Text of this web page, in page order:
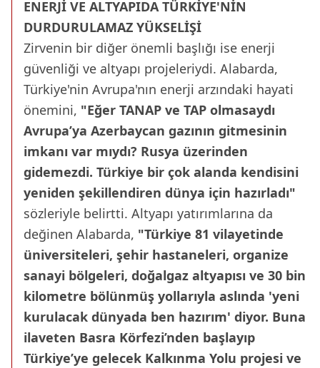
ENERJİ VE ALTYAPIDA TÜRKİYE'NİN
DURDURULAMAZ YÜKSELİŞİ
Zirvenin bir diğer önemli başlığı ise enerji
güvenliği ve altyapı projeleriydi. Alabarda,
Türkiye'nin Avrupa'nın enerji arzındaki hayati
önemini, "Eğer TANAP ve TAP olmasaydı
Avrupa’ya Azerbaycan gazının gitmesinin
imkanı var mıydı? Rusya üzerinden
gidemezdi. Türkiye bir çok alanda kendisini
yeniden şekillendiren dünya için hazırladı"
sözleriyle belirtti. Altyapı yatırımlarına da
değinen Alabarda, "Türkiye 81 vilayetinde
üniversiteleri, şehir hastaneleri, organize
sanayi bölgeleri, doğalgaz altyapısı ve 30 bin
kilometre bölünmüş yollarıyla aslında 'yeni
kurulacak dünyada ben hazırım' diyor. Buna
ilaveten Basra Körfezi’nden başlayıp
Türkiye’ye gelecek Kalkınma Yolu projesi ve